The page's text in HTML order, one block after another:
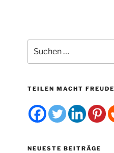
nach:
TEILEN MACHT FREUDE
NEUESTE BEITRÄGE